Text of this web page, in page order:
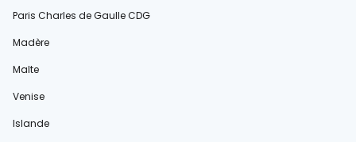
Paris Charles de Gaulle CDG
Madère
Malte
Venise
Islande